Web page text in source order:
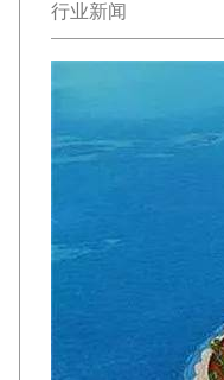
行业新闻